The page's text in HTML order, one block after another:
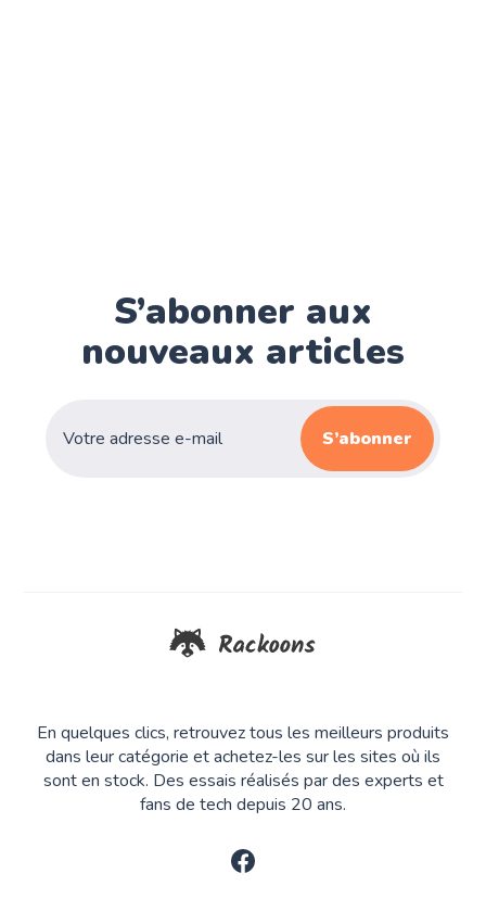
S’abonner aux
nouveaux articles
S’abonner
En quelques clics, retrouvez tous les meilleurs produits
dans leur catégorie et achetez-les sur les sites où ils
sont en stock. Des essais réalisés par des experts et
fans de tech depuis 20 ans.